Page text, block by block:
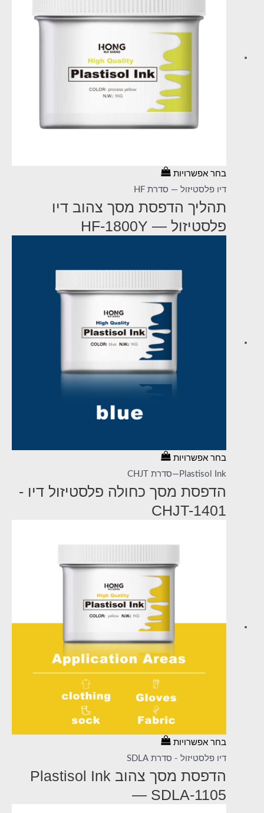
בחר אפשרויות
דיו פלסטיזול — סדרת HF
תהליך הדפסת מסך צהוב דיו
פלסטיזול — HF-1800Y
בחר אפשרויות
Plastisol Ink—סדרת CHJT
הדפסת מסך כחולה פלסטיזול דיו -
CHJT-1401
בחר אפשרויות
דיו פלסטיזול - סדרת SDLA
הדפסת מסך צהוב Plastisol Ink
— SDLA-1105